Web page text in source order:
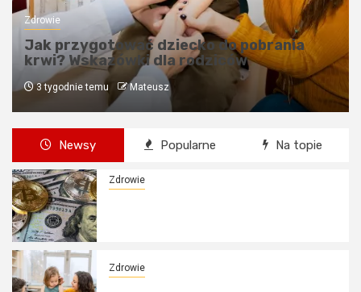
Zdrowie
Jak przygotować dziecko do pobrania
krwi? Wskazówki dla rodziców
3 tygodnie temu Mateusz
Newsy Popularne Na topie
Zdrowie
Zdrowie